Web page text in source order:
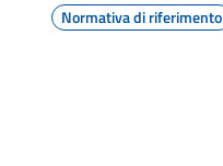
Normativa di riferimento